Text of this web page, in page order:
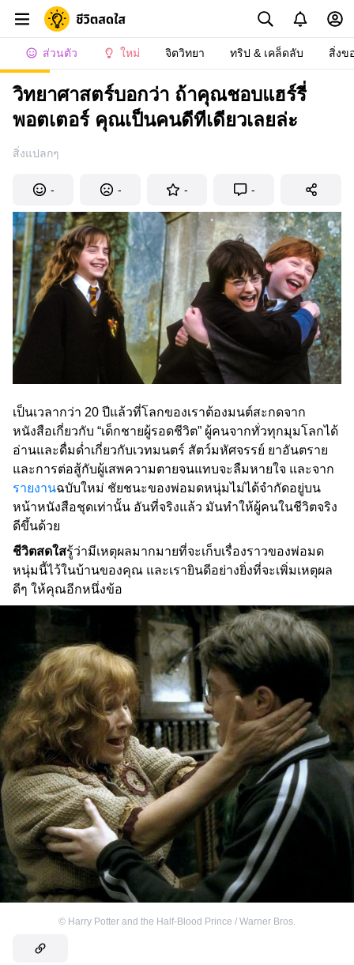
ส่วนตัว ใหม่ จิตวิทยา ทริป & เคล็ดลับ สิ่งข
วิทยาศาสตร์บอกว่า ถ้าคุณชอบแฮร์รี่
พอตเตอร์ คุณเป็นคนดีทีเดียวเลยล่ะ
สิ่งแปลกๆ
- - - -
เป็นเวลากว่า 20 ปีแล้วที่โลกของเราต้องมนต์สะกดจาก
หนังสือเกี่ยวกับ “เด็กชายผู้รอดชีวิต” ผู้คนจากทั่วทุกมุมโลกได้
อ่านและดื่มด่ำเกี่ยวกับเวทมนตร์ สัตว์มหัศจรรย์ ยาอันตราย
และการต่อสู้กับผู้เสพความตายจนแทบจะลืมหายใจ และจาก
รายงานฉบับใหม่ ชัยชนะของพ่อมดหนุ่มไม่ได้จำกัดอยู่บน
หน้าหนังสือชุดเท่านั้น อันที่จริงแล้ว มันทำให้ผู้คนในชีวิตจริง
ดีขึ้นด้วย
ชีวิตสดใสรู้ว่ามีเหตุผลมากมายที่จะเก็บเรื่องราวของพ่อมด
หนุ่มนี้ไว้ในบ้านของคุณ และเรายินดีอย่างยิ่งที่จะเพิ่มเหตุผล
ดีๆ ให้คุณอีกหนึ่งข้อ
© Harry Potter and the Half-Blood Prince / Warner Bros.